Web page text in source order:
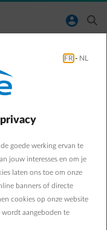
normal-account-circle search
minuten in
document ?
FR - NL
goede werking ervan te
jouw interesses en om je
laten ons toe om onze
banners of directe
cookies op onze website
aangeboden te